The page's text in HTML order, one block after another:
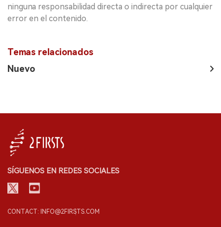
ninguna responsabilidad directa o indirecta por cualquier
error en el contenido.
Temas relacionados
Nuevo
SÍGUENOS EN REDES SOCIALES
CONTACT: INFO@2FIRSTS.COM